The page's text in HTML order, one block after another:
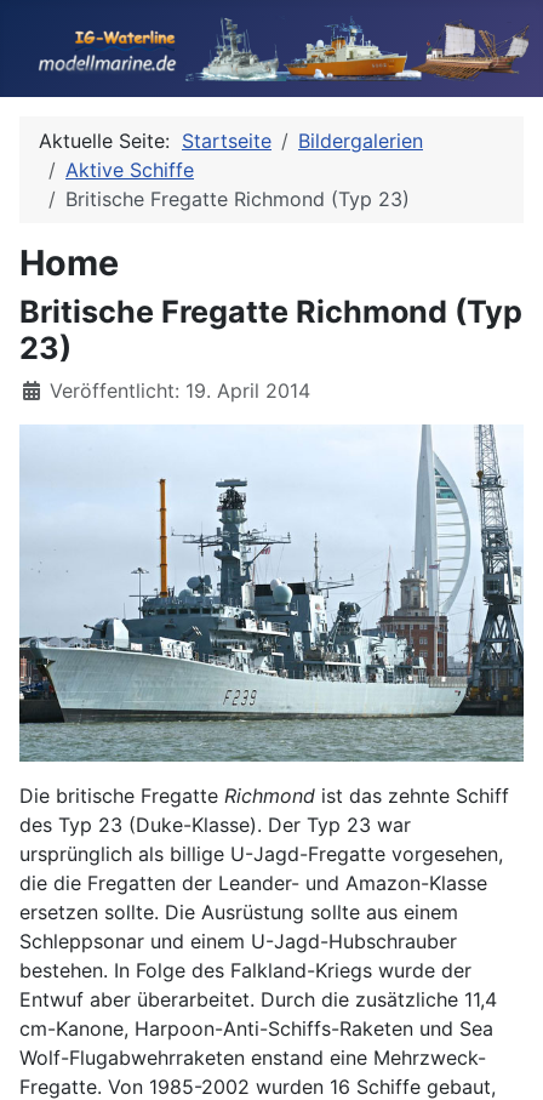
Aktuelle Seite: Startseite
Bildergalerien
Aktive Schiffe
Britische Fregatte Richmond (Typ 23)
Home
Britische Fregatte Richmond (Typ
23)
Details
Veröffentlicht: 19. April 2014
Die britische Fregatte Richmond ist das zehnte Schiff
des Typ 23 (Duke-Klasse). Der Typ 23 war
ursprünglich als billige U-Jagd-Fregatte vorgesehen,
die die Fregatten der Leander- und Amazon-Klasse
ersetzen sollte. Die Ausrüstung sollte aus einem
Schleppsonar und einem U-Jagd-Hubschrauber
bestehen. In Folge des Falkland-Kriegs wurde der
Entwuf aber überarbeitet. Durch die zusätzliche 11,4
cm-Kanone, Harpoon-Anti-Schiffs-Raketen und Sea
Wolf-Flugabwehrraketen enstand eine Mehrzweck-
Fregatte. Von 1985-2002 wurden 16 Schiffe gebaut,